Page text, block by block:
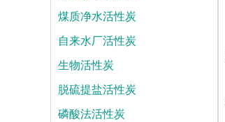
煤质净水活性炭
自来水厂活性炭
生物活性炭
脱硫提盐活性炭
磷酸法活性炭